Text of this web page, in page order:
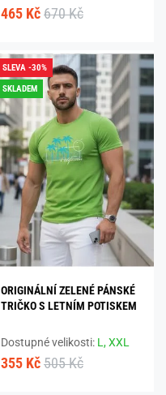
465 Kč 670 Kč
SLEVA -30%
SKLADEM
ORIGINÁLNÍ ZELENÉ PÁNSKÉ
TRIČKO S LETNÍM POTISKEM
Dostupné velikosti: L,XXL
355 Kč 505 Kč